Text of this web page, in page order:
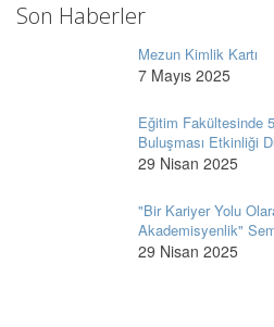
Son Haberler
Mezun Kimlik Kartı
7 Mayıs 2025
Eğitim Fakültesinde
Buluşması Etkinliği
29 Nisan 2025
"Bir Kariyer Yolu
Akademisyenlik"
29 Nisan 2025